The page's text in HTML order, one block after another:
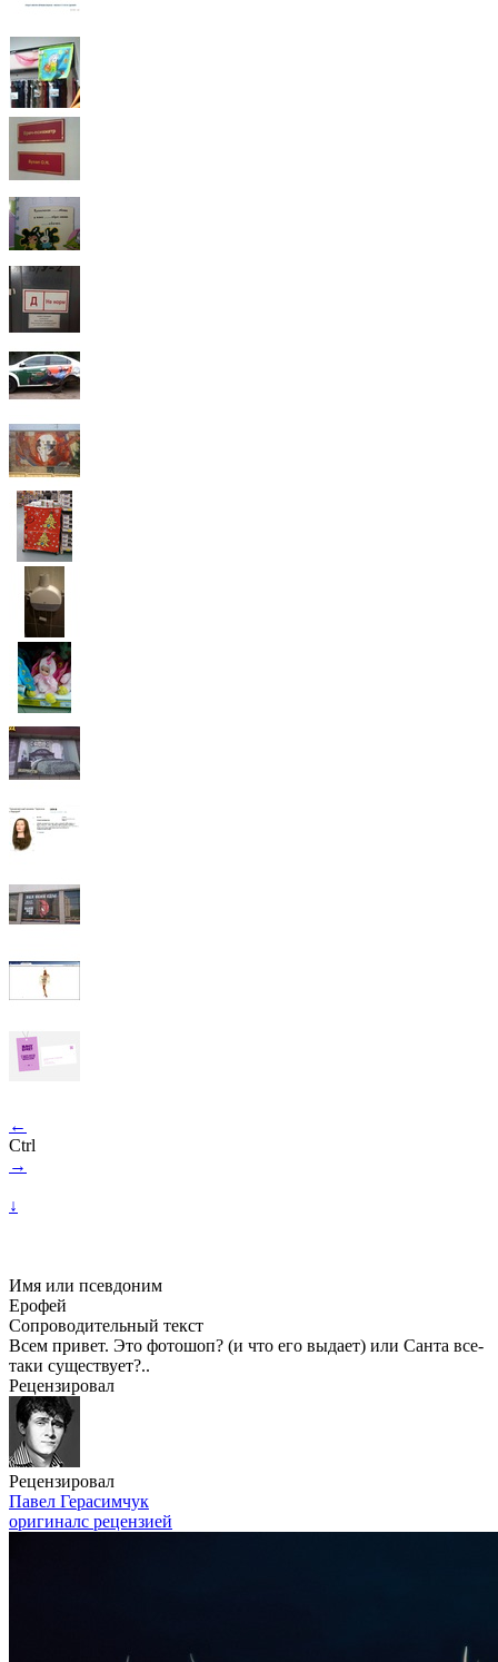
←
Ctrl
→
↓
Имя или псевдоним
Ерофей
Сопроводительный текст
Всем привет. Это фотошоп? (и что его выдает) или Санта все-
таки существует?..
Рецензировал
Рецензировал
Павел Герасимчук
оригиналс рецензией